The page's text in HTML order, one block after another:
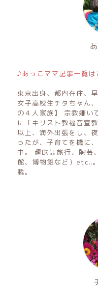
♪あっこママ記事一覧
東京出身、都内在住、
女子高校生チタちゃん
の４人家族】 宗教嫌い
に「キリスト教福音宣
以上、海外出張をし、
ったが、子育てを機に
中。 趣味は旅行、陶芸
館、博物館など）etc..
載。